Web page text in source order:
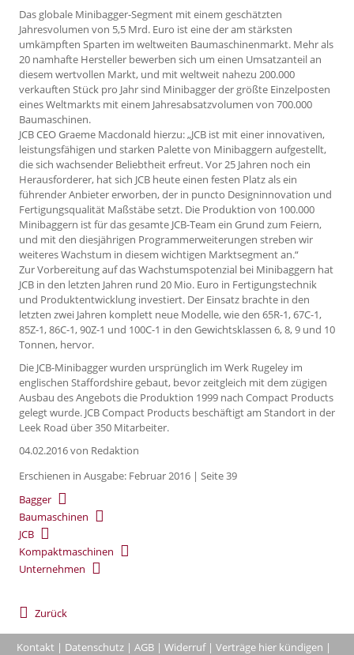
Das globale Minibagger-Segment mit einem geschätzten
Jahresvolumen von 5,5 Mrd. Euro ist eine der am stärksten
umkämpften Sparten im weltweiten Baumaschinenmarkt. Mehr als
20 namhafte Hersteller bewerben sich um einen Umsatzanteil an
diesem wertvollen Markt, und mit weltweit nahezu 200.000
verkauften Stück pro Jahr sind Minibagger der größte Einzelposten
eines Weltmarkts mit einem Jahresabsatzvolumen von 700.000
Baumaschinen.
JCB CEO Graeme Macdonald hierzu: „JCB ist mit einer innovativen,
leistungsfähigen und starken Palette von Minibaggern aufgestellt,
die sich wachsender Beliebtheit erfreut. Vor 25 Jahren noch ein
Herausforderer, hat sich JCB heute einen festen Platz als ein
führender Anbieter erworben, der in puncto Designinnovation und
Fertigungsqualität Maßstäbe setzt. Die Produktion von 100.000
Minibaggern ist für das gesamte JCB-Team ein Grund zum Feiern,
und mit den diesjährigen Programmerweiterungen streben wir
weiteres Wachstum in diesem wichtigen Marktsegment an.“
Zur Vorbereitung auf das Wachstumspotenzial bei Minibaggern hat
JCB in den letzten Jahren rund 20 Mio. Euro in Fertigungstechnik
und Produktentwicklung investiert. Der Einsatz brachte in den
letzten zwei Jahren komplett neue Modelle, wie den 65R-1, 67C-1,
85Z-1, 86C-1, 90Z-1 und 100C-1 in den Gewichtsklassen 6, 8, 9 und 10
Tonnen, hervor.
Die JCB-Minibagger wurden ursprünglich im Werk Rugeley im
englischen Staffordshire gebaut, bevor zeitgleich mit dem zügigen
Ausbau des Angebots die Produktion 1999 nach Compact Products
gelegt wurde. JCB Compact Products beschäftigt am Standort in der
Leek Road über 350 Mitarbeiter.
04.02.2016von Redaktion
Erschienen in Ausgabe: Februar 2016 | Seite 39
Bagger
Baumaschinen
JCB
Kompaktmaschinen
Unternehmen
Zurück
Kontakt | Datenschutz | AGB | Widerruf| Verträge hier kündigen |